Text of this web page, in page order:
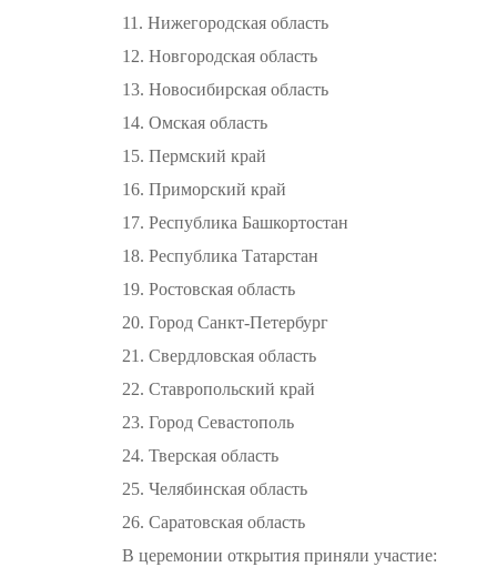
11. Нижегородская область
12. Новгородская область
13. Новосибирская область
14. Омская область
15. Пермский край
16. Приморский край
17. Республика Башкортостан
18. Республика Татарстан
19. Ростовская область
20. Город Санкт-Петербург
21. Свердловская область
22. Ставропольский край
23. Город Севастополь
24. Тверская область
25. Челябинская область
26. Саратовская область
В церемонии открытия приняли участие: